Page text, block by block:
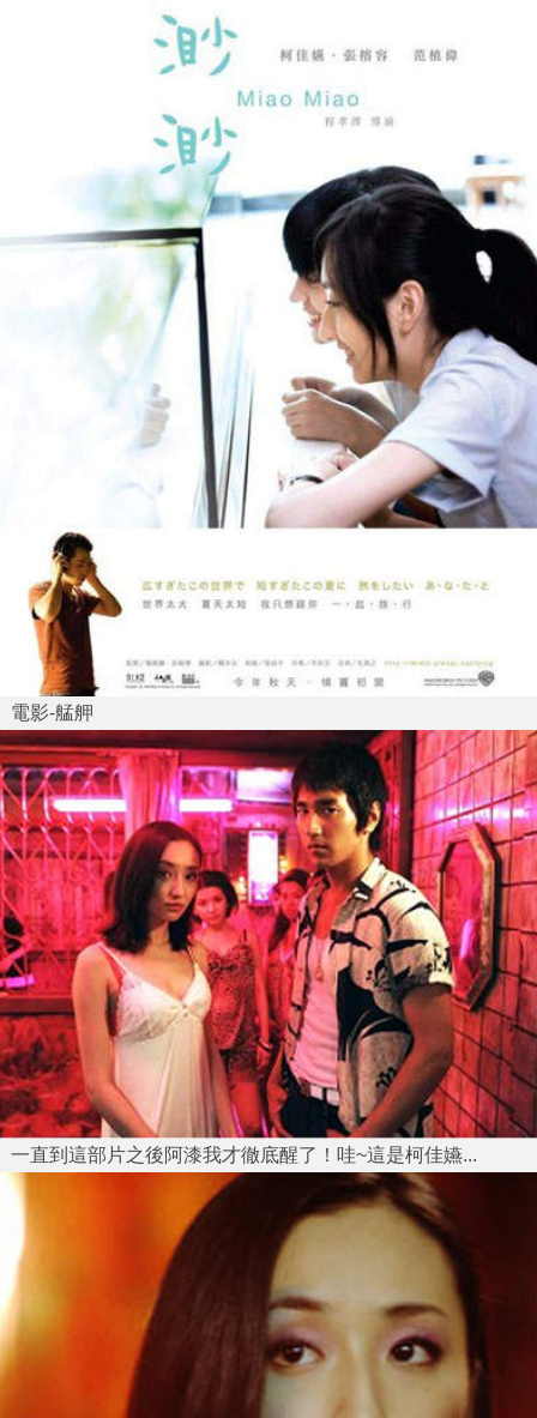
電影-艋舺
一直到這部片之後阿漆我才徹底醒了！哇~這是柯佳嬿...